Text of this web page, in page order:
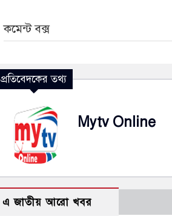
কমেন্ট বক্স
প্রতিবেদকের তথ্য
Mytv Online
এ জাতীয় আরো খবর